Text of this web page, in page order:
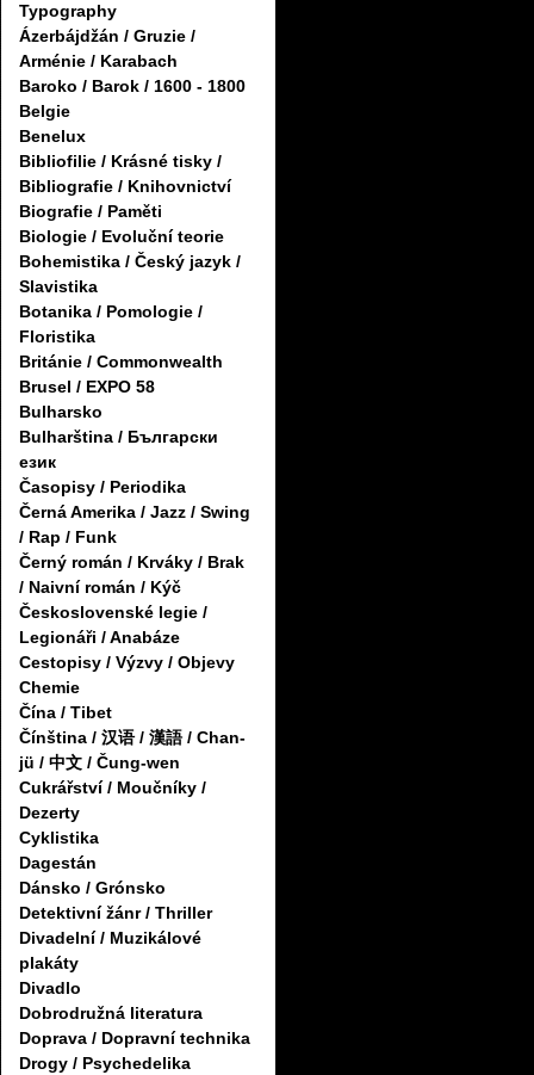
Typography
Ázerbájdžán / Gruzie /
Arménie / Karabach
Baroko / Barok / 1600 - 1800
Belgie
Benelux
Bibliofilie / Krásné tisky /
Bibliografie / Knihovnictví
Biografie / Paměti
Biologie / Evoluční teorie
Bohemistika / Český jazyk /
Slavistika
Botanika / Pomologie /
Floristika
Británie / Commonwealth
Brusel / EXPO 58
Bulharsko
Bulharština / Български
език
Časopisy / Periodika
Černá Amerika / Jazz / Swing
/ Rap / Funk
Černý román / Krváky / Brak
/ Naivní román / Kýč
Československé legie /
Legionáři / Anabáze
Cestopisy / Výzvy / Objevy
Chemie
Čína / Tibet
Čínština / 汉语 / 漢語 / Chan-
jü / 中文 / Čung-wen
Cukrářství / Moučníky /
Dezerty
Cyklistika
Dagestán
Dánsko / Grónsko
Detektivní žánr / Thriller
Divadelní / Muzikálové
plakáty
Divadlo
Dobrodružná literatura
Doprava / Dopravní technika
Drogy / Psychedelika